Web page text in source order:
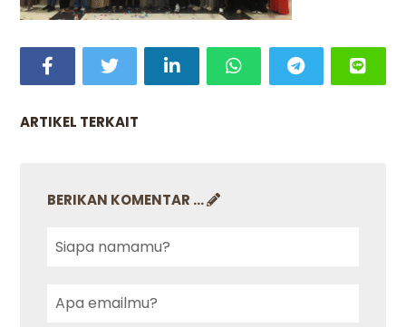
ARTIKEL TERKAIT
BERIKAN KOMENTAR ...